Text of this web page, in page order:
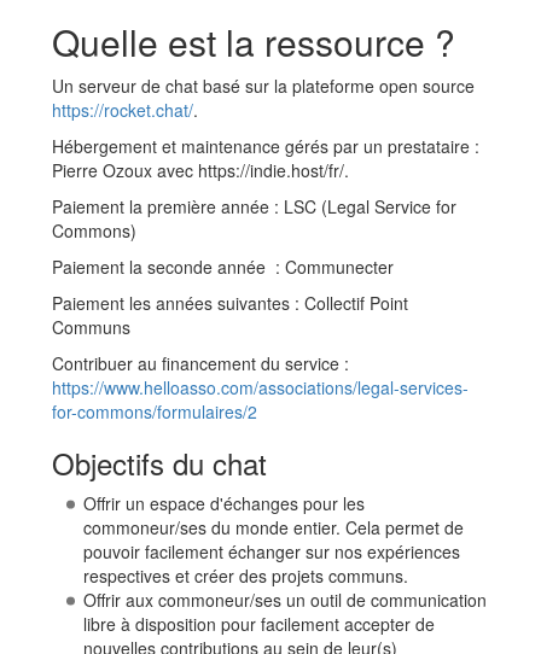
Quelle est la ressource ?
Un serveur de chat basé sur la plateforme open source
https://rocket.chat/.
Hébergement et maintenance gérés par un prestataire :
Pierre Ozoux avec https://indie.host/fr/.
Paiement la première année : LSC (Legal Service for
Commons)
Paiement la seconde année : Communecter
Paiement les années suivantes : Collectif Point
Communs
Contribuer au financement du service :
https://www.helloasso.com/associations/legal-services-
for-commons/formulaires/2
Objectifs du chat
Offrir un espace d'échanges pour les
commoneur/ses du monde entier. Cela permet de
pouvoir facilement échanger sur nos expériences
respectives et créer des projets communs.
Offrir aux commoneur/ses un outil de communication
libre à disposition pour facilement accepter de
nouvelles contributions au sein de leur(s)